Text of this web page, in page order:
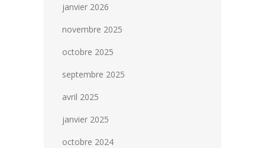
janvier 2026
novembre 2025
octobre 2025
septembre 2025
avril 2025
janvier 2025
octobre 2024